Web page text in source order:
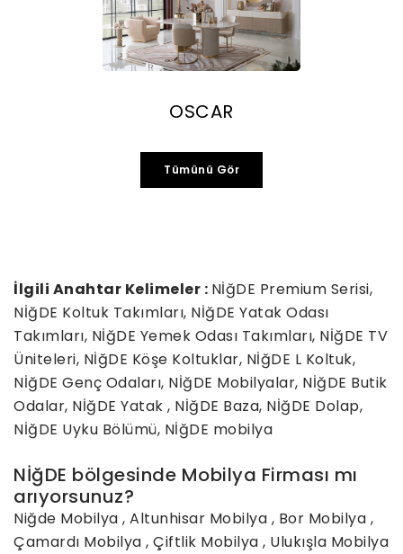
OSCAR
Tümünü Gör
İlgili Anahtar Kelimeler : NİğDE Premium Serisi,
NİğDE Koltuk Takımları, NİğDE Yatak Odası
Takımları, NİğDE Yemek Odası Takımları, NİğDE TV
Üniteleri, NİğDE Köşe Koltuklar, NİğDE L Koltuk,
NİğDE Genç Odaları, NİğDE Mobilyalar, NİğDE Butik
Odalar, NİğDE Yatak , NİğDE Baza, NİğDE Dolap,
NİğDE Uyku Bölümü, NİğDE mobilya
NİğDE bölgesinde Mobilya Firması mı
arıyorsunuz?
Niğde Mobilya , Altunhisar Mobilya , Bor Mobilya ,
Çamardı Mobilya , Çiftlik Mobilya , Ulukışla Mobilya